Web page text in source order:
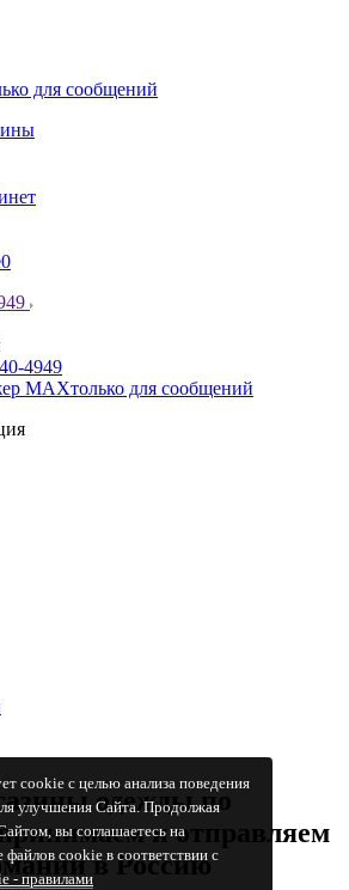
cookie с целью анализа поведения
улучшения Сайта. Продолжая
вы соглашаетесь на
файлов cookie в соответствии с
- правилами
для сообщений
0
4949
МАХтолько для сообщений
одежды по
и отправляем
в Россию